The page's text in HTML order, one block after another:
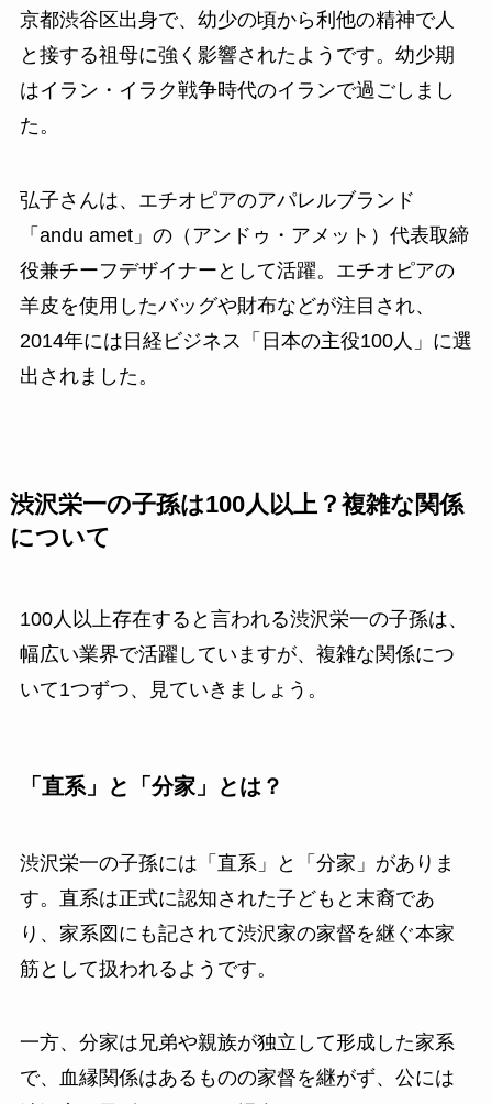
京都渋谷区出身で、幼少の頃から利他の精神で人
と接する祖母に強く影響されたようです。幼少期
はイラン・イラク戦争時代のイランで過ごしまし
た。
弘子さんは、エチオピアのアパレルブランド
「andu amet」の（アンドゥ・アメット）代表取締
役兼チーフデザイナーとして活躍。エチオピアの
羊皮を使用したバッグや財布などが注目され、
2014年には日経ビジネス「日本の主役100人」に選
出されました。
渋沢栄一の子孫は100人以上？複雑な関係
について
100人以上存在すると言われる渋沢栄一の子孫は、
幅広い業界で活躍していますが、複雑な関係につ
いて1つずつ、見ていきましょう。
「直系」と「分家」とは？
渋沢栄一の子孫には「直系」と「分家」がありま
す。直系は正式に認知された子どもと末裔であ
り、家系図にも記されて渋沢家の家督を継ぐ本家
筋として扱われるようです。
一方、分家は兄弟や親族が独立して形成した家系
で、血縁関係はあるものの家督を継がず、公には